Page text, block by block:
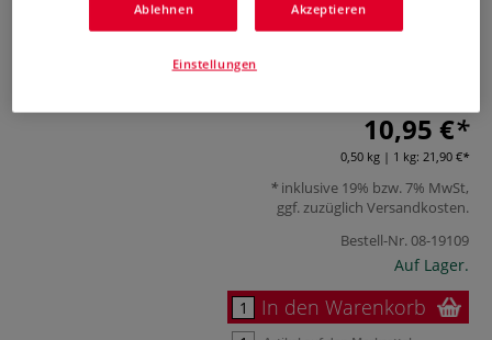
Die CREARTEC Eukalyptuscelluloseist ist in einer 500-g-
von hochwertigem handgeschöpftem Papier.
10,95 €
0,50 kg | 1 kg: 21,90 €
inklusive 19% bzw. 7% MwSt,
ggf. zuzüglich Versandkosten.
Bestell-Nr.08-19109
Auf Lager.
In den Warenkorb
Ablehnen Akzeptieren
Einstellungen